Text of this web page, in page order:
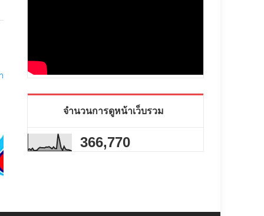
จำนวนการดูหน้าเว็บรวม
366,770